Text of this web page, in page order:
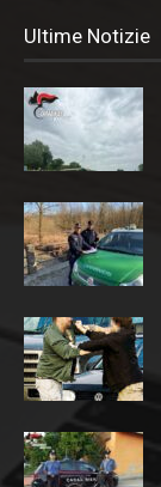
Ultime Notizie